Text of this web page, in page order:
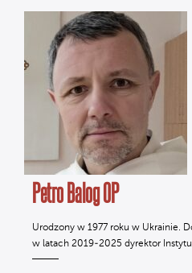
Petro Balog OP
Urodzony w 1977 roku w Ukrainie.
w latach 2019-2025 dyrektor